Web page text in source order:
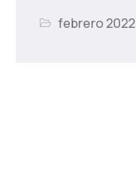
febrero 2022